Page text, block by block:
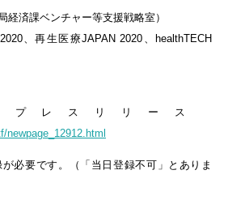
経済課ベンチャー等支援戦略室）
、再生医療JAPAN 2020、healthTECH
プレスリリース
newpage_12912.html
必要です。（「当日登録不可」とありま